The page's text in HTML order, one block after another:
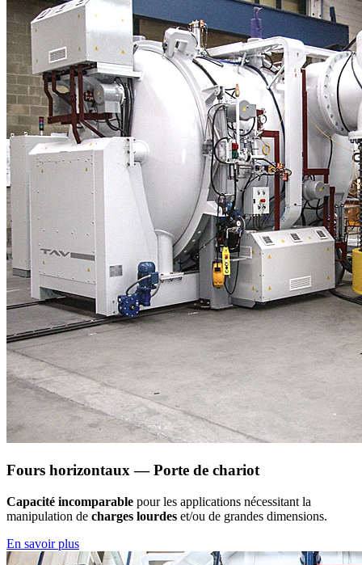
Fours horizontaux — Porte de chariot
Capacité incomparable pour les applications nécessitant la
manipulation de charges lourdes et/ou de grandes dimensions.
En savoir plus